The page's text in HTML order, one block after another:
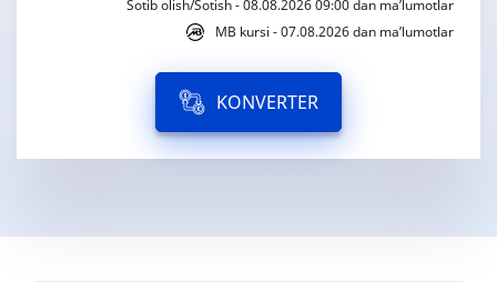
Sotib olish/Sotish - 08.08.2026 09:00 dan ma’lumotlar
MB kursi - 07.08.2026 dan ma’lumotlar
KONVERTER